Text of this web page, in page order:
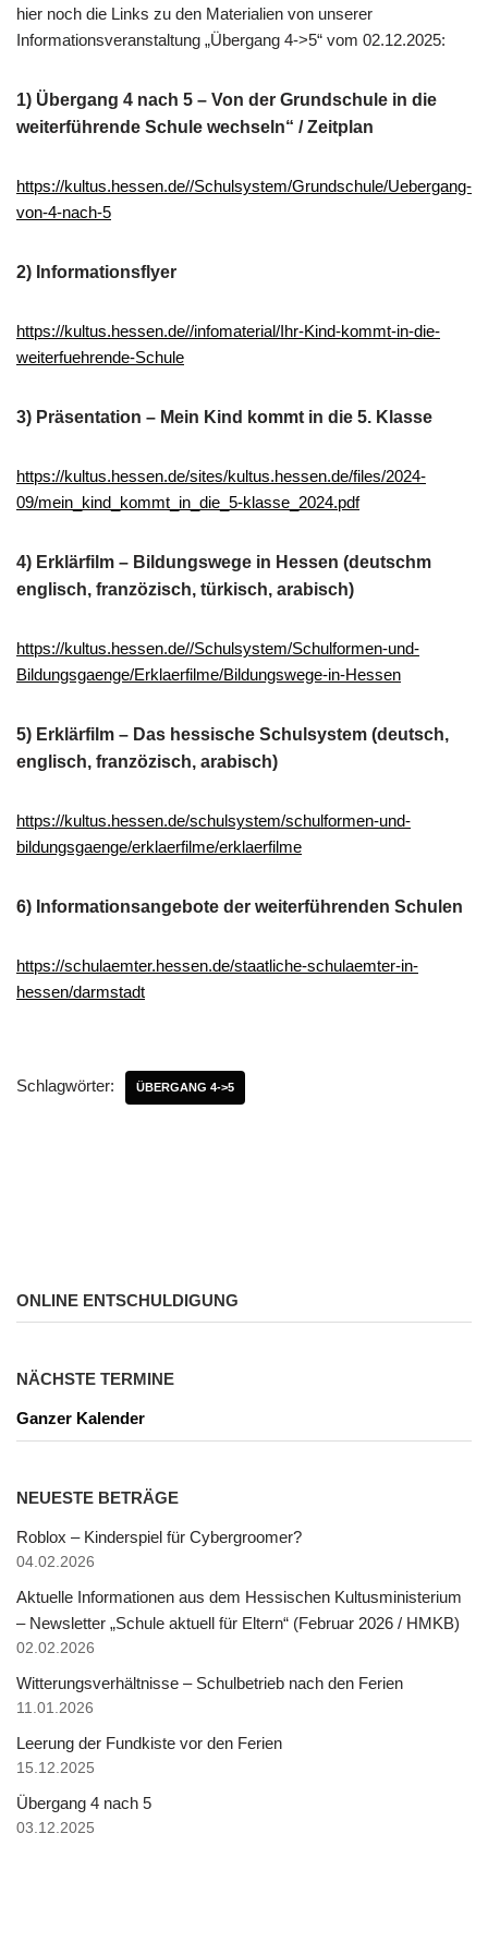
hier noch die Links zu den Materialien von unserer
Informationsveranstaltung „Übergang 4->5“ vom 02.12.2025:
1) Übergang 4 nach 5 – Von der Grundschule in die
weiterführende Schule wechseln“ / Zeitplan
https://kultus.hessen.de//Schulsystem/Grundschule/Uebergang-
von-4-nach-5
2) Informationsflyer
https://kultus.hessen.de//infomaterial/Ihr-Kind-kommt-in-die-
weiterfuehrende-Schule
3) Präsentation – Mein Kind kommt in die 5. Klasse
https://kultus.hessen.de/sites/kultus.hessen.de/files/2024-
09/mein_kind_kommt_in_die_5-klasse_2024.pdf
4) Erklärfilm – Bildungswege in Hessen (deutschm
englisch, franzözisch, türkisch, arabisch)
https://kultus.hessen.de//Schulsystem/Schulformen-und-
Bildungsgaenge/Erklaerfilme/Bildungswege-in-Hessen
5) Erklärfilm – Das hessische Schulsystem (deutsch,
englisch, franzözisch, arabisch)
https://kultus.hessen.de/schulsystem/schulformen-und-
bildungsgaenge/erklaerfilme/erklaerfilme
6) Informationsangebote der weiterführenden Schulen
https://schulaemter.hessen.de/staatliche-schulaemter-in-
hessen/darmstadt
Schlagwörter: ÜBERGANG 4->5
ONLINE ENTSCHULDIGUNG
NÄCHSTE TERMINE
Ganzer Kalender
NEUESTE BETRÄGE
Roblox – Kinderspiel für Cybergroomer?
04.02.2026
Aktuelle Informationen aus dem Hessischen Kultusministerium
– Newsletter „Schule aktuell für Eltern“ (Februar 2026 / HMKB)
02.02.2026
Witterungsverhältnisse – Schulbetrieb nach den Ferien
11.01.2026
Leerung der Fundkiste vor den Ferien
15.12.2025
Übergang 4 nach 5
03.12.2025